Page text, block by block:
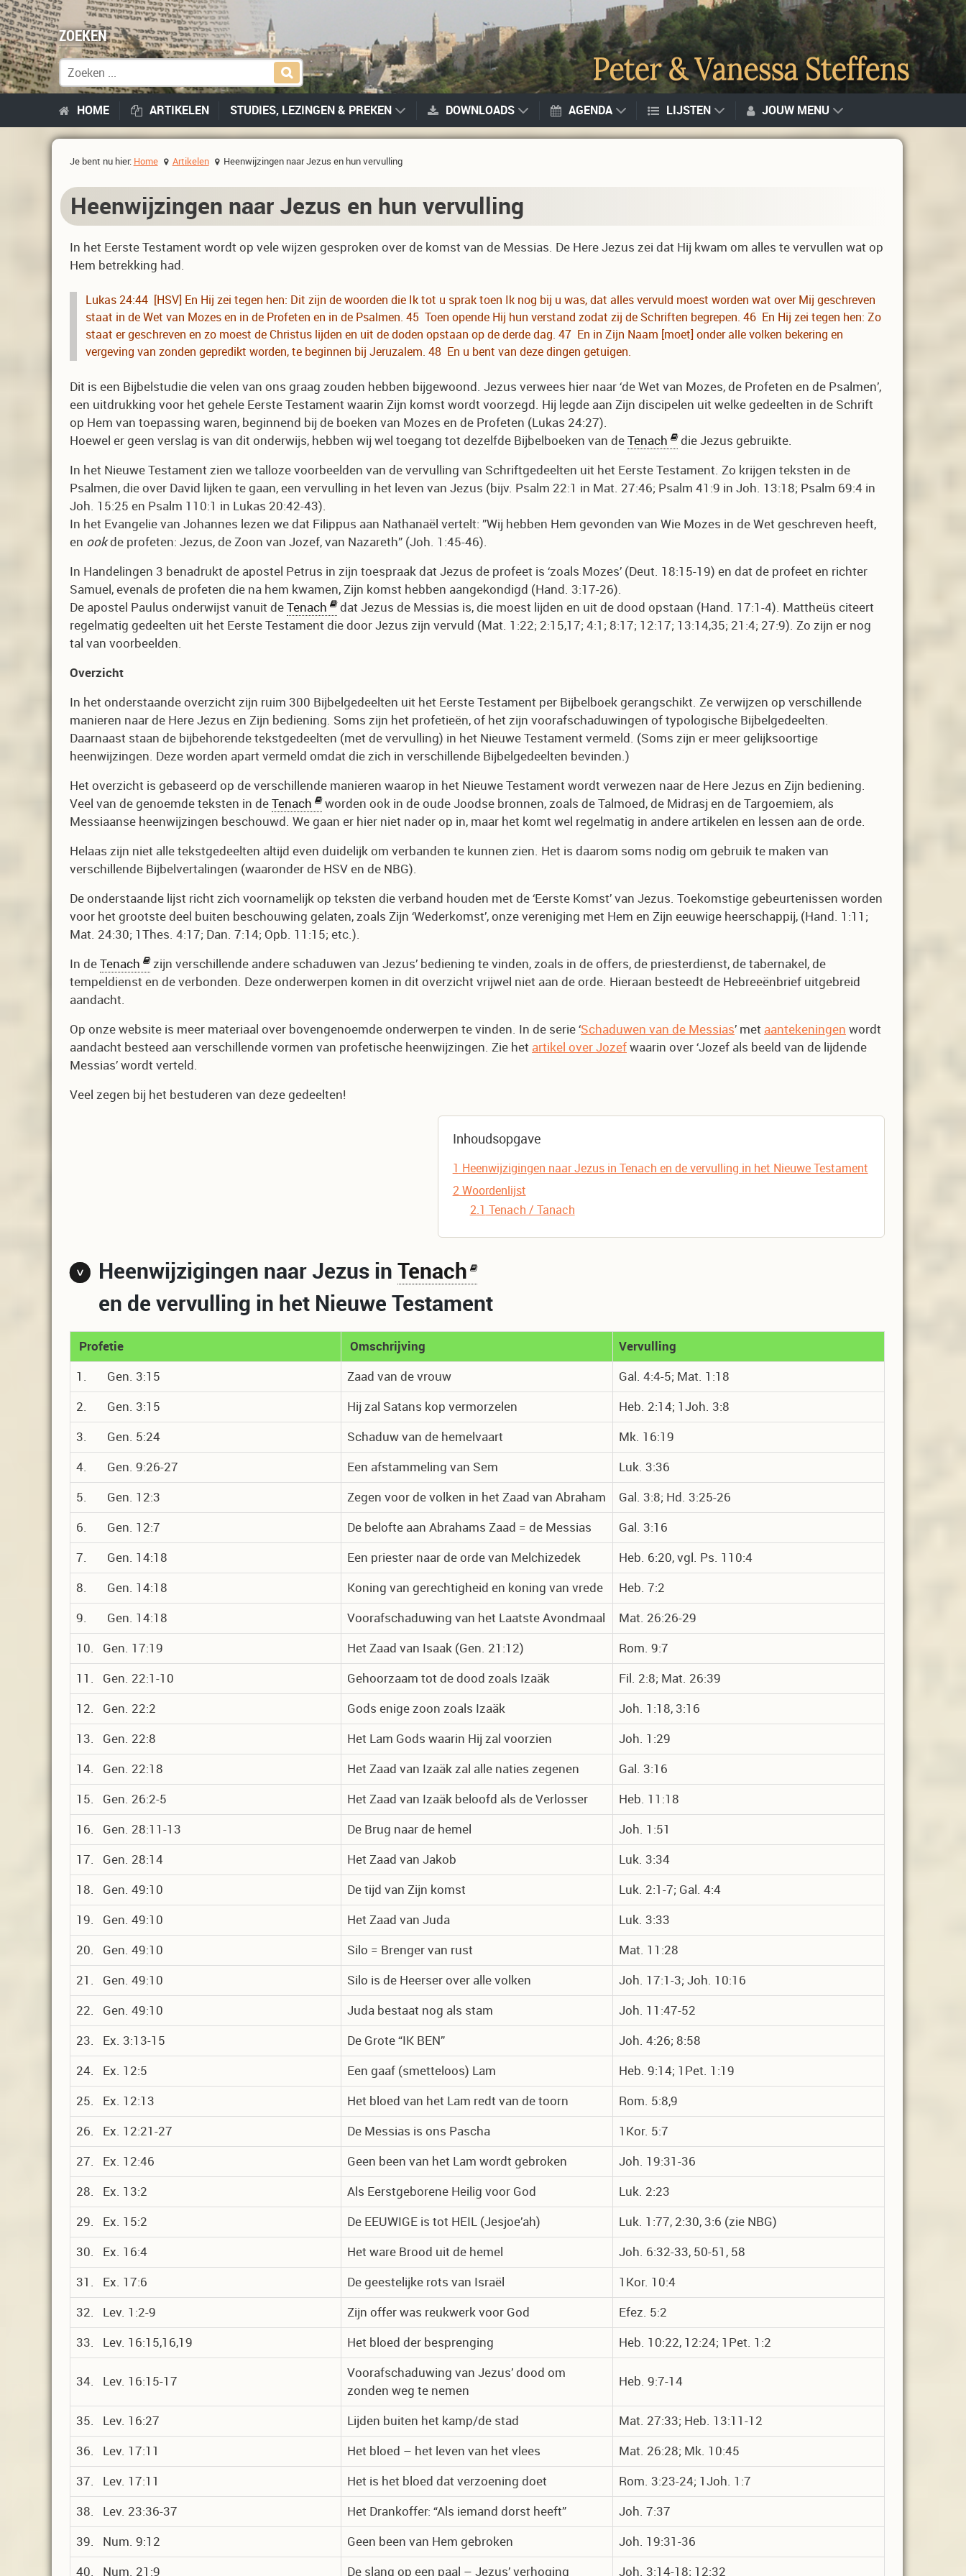
ZOEKEN
Zoek naar:
HOME ARTIKELEN STUDIES, LEZINGEN & PREKEN DOWNLOADS AGENDA LIJSTEN JOUW MENU
Je bent nu hier: Home Artikelen Heenwijzingen naar Jezus en hun vervulling
Heenwijzingen naar Jezus en hun vervulling
In het Eerste Testament wordt op vele wijzen gesproken over de komst van de Messias. De Here Jezus zei dat Hij kwam om alles te vervullen wat op
Hem betrekking had.
Lukas 24:44 [HSV] En Hij zei tegen hen: Dit zijn de woorden die Ik tot u sprak toen Ik nog bij u was, dat alles vervuld moest worden wat over Mij geschreven
staat in de Wet van Mozes en in de Profeten en in de Psalmen. 45 Toen opende Hij hun verstand zodat zij de Schriften begrepen. 46 En Hij zei tegen hen: Zo
staat er geschreven en zo moest de Christus lijden en uit de doden opstaan op de derde dag. 47 En in Zijn Naam [moet] onder alle volken bekering en
vergeving van zonden gepredikt worden, te beginnen bij Jeruzalem. 48 En u bent van deze dingen getuigen.
Dit is een Bijbelstudie die velen van ons graag zouden hebben bijgewoond. Jezus verwees hier naar ‘de Wet van Mozes, de Profeten en de Psalmen’,
een uitdrukking voor het gehele Eerste Testament waarin Zijn komst wordt voorzegd. Hij legde aan Zijn discipelen uit welke gedeelten in de Schrift
op Hem van toepassing waren, beginnend bij de boeken van Mozes en de Profeten (Lukas 24:27).
Hoewel er geen verslag is van dit onderwijs, hebben wij wel toegang tot dezelfde Bijbelboeken van deTenach
die Jezus gebruikte.
In het Nieuwe Testament zien we talloze voorbeelden van de vervulling van Schriftgedeelten uit het Eerste Testament. Zo krijgen teksten in de
Psalmen, die over David lijken te gaan, een vervulling in het leven van Jezus (bijv. Psalm 22:1 in Mat. 27:46; Psalm 41:9 in Joh. 13:18; Psalm 69:4 in
Joh. 15:25 en Psalm 110:1 in Lukas 20:42-43).
In het Evangelie van Johannes lezen we dat Filippus aan Nathanaël vertelt: ”Wij hebben Hem gevonden van Wie Mozes in de Wet geschreven heeft,
en ookde profeten: Jezus, de Zoon van Jozef, van Nazareth” (Joh. 1:45-46).
In Handelingen 3 benadrukt de apostel Petrus in zijn toespraak dat Jezus de profeet is ‘zoals Mozes’ (Deut. 18:15-19) en dat de profeet en richter
Samuel, evenals de profeten die na hem kwamen, Zijn komst hebben aangekondigd (Hand. 3:17-26).
De apostel Paulus onderwijst vanuit deTenach
dat Jezus de Messias is, die moest lijden en uit de dood opstaan (Hand. 17:1-4). Mattheüs citeert
regelmatig gedeelten uit het Eerste Testament die door Jezus zijn vervuld (Mat. 1:22; 2:15,17; 4:1; 8:17; 12:17; 13:14,35; 21:4; 27:9). Zo zijn er nog
tal van voorbeelden.
Overzicht
In het onderstaande overzicht zijn ruim 300 Bijbelgedeelten uit het Eerste Testament per Bijbelboek gerangschikt. Ze verwijzen op verschillende
manieren naar de Here Jezus en Zijn bediening. Soms zijn het profetieën, of het zijn voorafschaduwingen of typologische Bijbelgedeelten.
Daarnaast staan de bijbehorende tekstgedeelten (met de vervulling) in het Nieuwe Testament vermeld. (Soms zijn er meer gelijksoortige
heenwijzingen. Deze worden apart vermeld omdat die zich in verschillende Bijbelgedeelten bevinden.)
Het overzicht is gebaseerd op de verschillende manieren waarop in het Nieuwe Testament wordt verwezen naar de Here Jezus en Zijn bediening.
Veel van de genoemde teksten in deTenach
worden ook in de oude Joodse bronnen, zoals de Talmoed, de Midrasj en de Targoemiem, als
Messiaanse heenwijzingen beschouwd. We gaan er hier niet nader op in, maar het komt wel regelmatig in andere artikelen en lessen aan de orde.
Helaas zijn niet alle tekstgedeelten altijd even duidelijk om verbanden te kunnen zien. Het is daarom soms nodig om gebruik te maken van
verschillende Bijbelvertalingen (waaronder de HSV en de NBG).
De onderstaande lijst richt zich voornamelijk op teksten die verband houden met de ‘Eerste Komst’ van Jezus. Toekomstige gebeurtenissen worden
voor het grootste deel buiten beschouwing gelaten, zoals Zijn ‘Wederkomst’, onze vereniging met Hem en Zijn eeuwige heerschappij, (Hand. 1:11;
Mat. 24:30; 1Thes. 4:17; Dan. 7:14; Opb. 11:15; etc.).
In deTenach
zijn verschillende andere schaduwen van Jezus’ bediening te vinden, zoals in de offers, de priesterdienst, de tabernakel, de
tempeldienst en de verbonden. Deze onderwerpen komen in dit overzicht vrijwel niet aan de orde. Hieraan besteedt de Hebreeënbrief uitgebreid
aandacht.
Op onze website is meer materiaal over bovengenoemde onderwerpen te vinden. In de serie ‘Schaduwen van de Messias’ met aantekeningen wordt
aandacht besteed aan verschillende vormen van profetische heenwijzingen. Zie het artikel over Jozefwaarin over ‘Jozef als beeld van de lijdende
Messias’ wordt verteld.
Veel zegen bij het bestuderen van deze gedeelten!
Inhoudsopgave
1
Heenwijzigingen naar Jezus in Tenach en de vervulling in het Nieuwe Testament
2 Woordenlijst
2.1 Tenach / Tanach
Heenwijzigingen naar Jezus in Tenach
en de vervulling in het Nieuwe Testament
Profetie Omschrijving Vervulling
1. Gen. 3:15 Zaad van de vrouw
Gal. 4:4-5; Mat. 1:18
2. Gen. 3:15
Hij zal Satans kop vermorzelen
Heb. 2:14; 1Joh. 3:8
3. Gen. 5:24
Schaduw van de hemelvaart
Mk. 16:19
4. Gen. 9:26-27
Een afstammeling van Sem
Luk. 3:36
5. Gen. 12:3
Zegen voor de volken in het Zaad van Abraham
Gal. 3:8; Hd. 3:25-26
6. Gen. 12:7
De belofte aan Abrahams Zaad = de Messias
Gal. 3:16
7. Gen. 14:18
Een priester naar de orde van Melchizedek
Heb. 6:20, vgl. Ps. 110:4
8. Gen. 14:18
Koning van gerechtigheid en koning van vrede
Heb. 7:2
9. Gen. 14:18
Voorafschaduwing van het Laatste Avondmaal
Mat. 26:26-29
10. Gen. 17:19
Het Zaad van Isaak (Gen. 21:12)
Rom. 9:7
11. Gen. 22:1-10
Gehoorzaam tot de dood zoals Izaäk
Fil. 2:8; Mat. 26:39
12. Gen. 22:2
Gods enige zoon zoals Izaäk
Joh. 1:18, 3:16
13. Gen. 22:8
Het Lam Gods waarin Hij zal voorzien
Joh. 1:29
14. Gen. 22:18
Het Zaad van Izaäk zal alle naties zegenen
Gal. 3:16
15. Gen. 26:2-5
Het Zaad van Izaäk beloofd als de Verlosser
Heb. 11:18
16. Gen. 28:11-13
De Brug naar de hemel
Joh. 1:51
17. Gen. 28:14
Het Zaad van Jakob
Luk. 3:34
18. Gen. 49:10
De tijd van Zijn komst
Luk. 2:1-7; Gal. 4:4
19. Gen. 49:10
Het Zaad van Juda
Luk. 3:33
20. Gen. 49:10
Silo = Brenger van rust
Mat. 11:28
21. Gen. 49:10
Silo is de Heerser over alle volken
Joh. 17:1-3; Joh. 10:16
22. Gen. 49:10
Juda bestaat nog als stam
Joh. 11:47-52
23. Ex. 3:13-15
De Grote “IK BEN”
Joh. 4:26; 8:58
24. Ex. 12:5
Een gaaf (smetteloos) Lam
Heb. 9:14; 1Pet. 1:19
25. Ex. 12:13
Het bloed van het Lam redt van de toorn
Rom. 5:8,9
26. Ex. 12:21-27
De Messias is ons Pascha
1Kor. 5:7
27. Ex. 12:46
Geen been van het Lam wordt gebroken
Joh. 19:31-36
28. Ex. 13:2
Als Eerstgeborene Heilig voor God
Luk. 2:23
29. Ex. 15:2
De EEUWIGE is tot HEIL (Jesjoe’ah)
Luk. 1:77, 2:30, 3:6 (zie NBG)
30. Ex. 16:4
Het ware Brood uit de hemel
Joh. 6:32-33, 50-51, 58
31. Ex. 17:6
De geestelijke rots van Israël
1Kor. 10:4
32. Lev. 1:2-9
Zijn offer was reukwerk voor God
Efez. 5:2
33. Lev. 16:15,16,19
Het bloed der besprenging Heb. 10:22, 12:24; 1Pet. 1:2
34. Lev. 16:15-17
Voorafschaduwing van Jezus’ dood om
zonden weg te nemen
Heb. 9:7-14
35. Lev. 16:27 Lijden buiten het kamp/de stad
Mat. 27:33; Heb. 13:11-12
36. Lev. 17:11
Het bloed – het leven van het vlees
Mat. 26:28; Mk. 10:45
37. Lev. 17:11
Het is het bloed dat verzoening doet
Rom. 3:23-24; 1Joh. 1:7
38. Lev. 23:36-37
Het Drankoffer: “Als iemand dorst heeft”
Joh. 7:37
39. Num. 9:12
Geen been van Hem gebroken
Joh. 19:31-36
40. Num. 21:9
De slang op een paal – Jezus’ verhoging Joh. 3:14-18; 12:32